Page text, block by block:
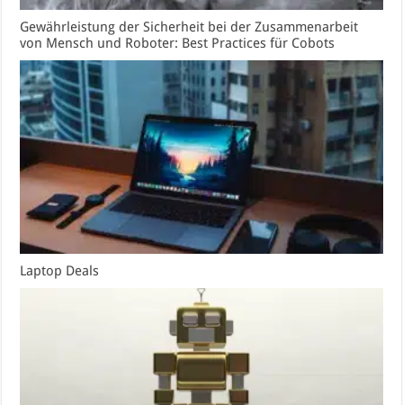
Gewährleistung der Sicherheit bei der Zusammenarbeit
von Mensch und Roboter: Best Practices für Cobots
Laptop Deals